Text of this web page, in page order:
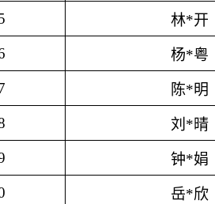
林*开
杨*粤
陈*明
刘*晴
钟*娟
岳*欣